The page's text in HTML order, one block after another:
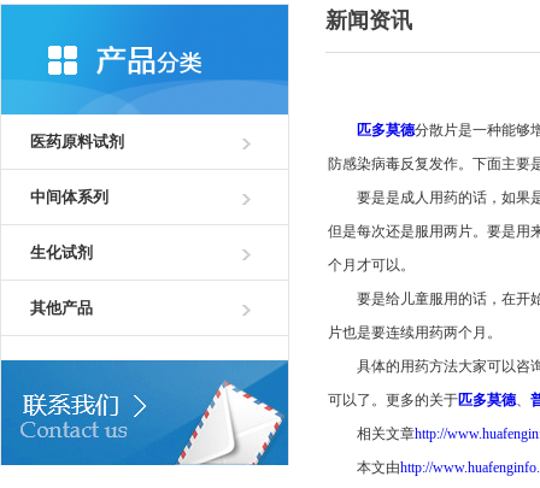
医药原料试剂
中间体系列
生化试剂
其他产品
新闻资讯
匹多莫德分散片是一种能够
防感染病毒反复发作。下面主要
要是是成人用药的话，如果是
但是每次还是服用两片。要是用
个月才可以。
要是给儿童服用的话，在开始
片也是要连续用药两个月。
具体的用药方法大家可以咨询
可以了。更多的关于匹多莫德、
相关文章http://
本文由http://